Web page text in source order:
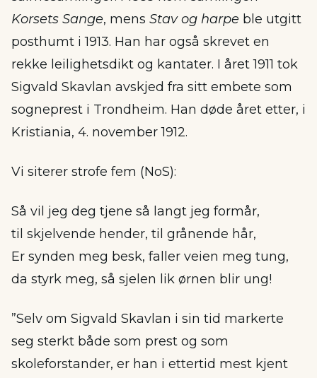
Korsets Sange, mens Stav og harpe ble utgitt
posthumt i 1913. Han har også skrevet en
rekke leilighetsdikt og kantater. I året 1911 tok
Sigvald Skavlan avskjed fra sitt embete som
sogneprest i Trondheim. Han døde året etter, i
Kristiania, 4. november 1912.
Vi siterer strofe fem (NoS):
Så vil jeg deg tjene så langt jeg formår,
til skjelvende hender, til grånende hår,
Er synden meg besk, faller veien meg tung,
da styrk meg, så sjelen lik ørnen blir ung!
”Selv om Sigvald Skavlan i sin tid markerte
seg sterkt både som prest og som
skoleforstander, er han i ettertid mest kjent